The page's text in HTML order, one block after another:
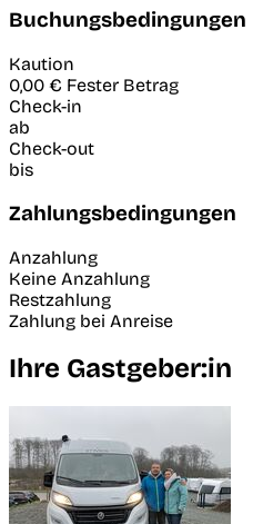
Buchungsbedingungen
Kaution
0,00 € Fester Betrag
Check-in
ab
Check-out
bis
Zahlungsbedingungen
Anzahlung
Keine Anzahlung
Restzahlung
Zahlung bei Anreise
Ihre Gastgeber:in